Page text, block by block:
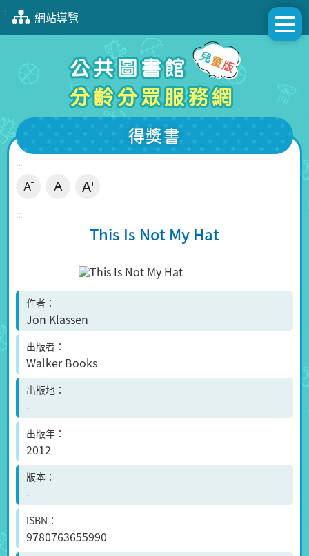
跳
塊
::: 網站導覽
得獎書
:::
:::
This Is Not My Hat
作者
Jon Klassen
出版者
Walker Books
出版地
-
出版年
2012
版本
-
ISBN
9780763655990